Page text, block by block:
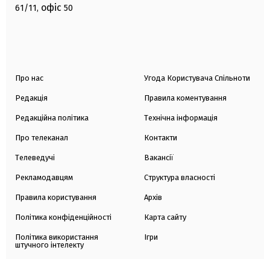
61/11, офіс 50
Про нас
Редакція
Редакційна політика
Про телеканал
Телеведучі
Рекламодавцям
Правила користування
Політика конфіденційності
Політика використання
штучного інтелекту
Угода Користувача Спільноти
Правила коментування
Технічна інформація
Контакти
Вакансії
Структура власності
Архів
Карта сайту
Ігри